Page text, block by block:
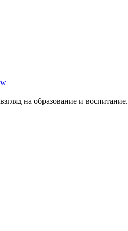
на образование и воспитание.